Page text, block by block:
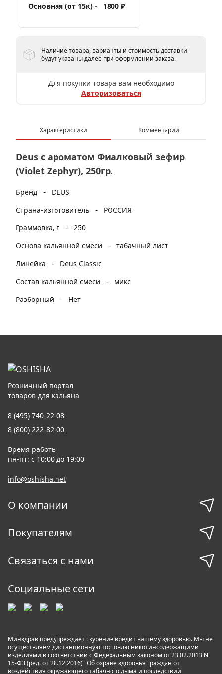
Основная (от 15к) -
1800 ₽
Наличие товара, варианты и стоимость доставки
будут указаны далее при оформлении заказа.
Для покупки товара вам необходимо
Авторизоваться
Характеристики Комментарии
Deus с ароматом Фиалковый зефир
(Violet Zephyr), 250гр.
Бренд -
DEUS
Страна-изготовитель
-
РОССИЯ
Граммовка, г
- 250
Основа кальянной смеси
- табачный лист
Линейка
-
Deus Classic
Состав кальянной смеси
-
микс
Разборный
- Нет
Розничный портал
товаров для кальяна
8 (495) 740-22-08
8 (800) 222-82-00
Время работы
пн-пт: с 10:00 до 19:00
info@oshisha.net
О компании
Покупателям
Связаться с нами
Социальные сети
Минздрав предупреждает : курение вредит вашему здоровью. Мы не
осуществляем дистанционную торговлю никотинсодержащими
изделиями в соответствии с Федеральным законом от 23.02.2013 N
15-ФЗ (ред. от 28.12.2016) "Об охране здоровья граждан от
воздействия окружающего табачного дыма и последствий